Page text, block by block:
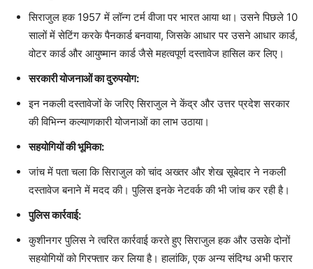
सिराजुल हक 1957 में लॉन्ग टर्म वीजा पर भारत आया था। उसने पिछले 10
सालों में सेटिंग करके पैनकार्ड बनवाया, जिसके आधार पर उसने आधार कार्ड,
वोटर कार्ड और आयुष्मान कार्ड जैसे महत्वपूर्ण दस्तावेज हासिल कर लिए।
सरकारी योजनाओं का दुरुपयोग:
इन नकली दस्तावेजों के जरिए सिराजुल ने केंद्र और उत्तर प्रदेश सरकार
की विभिन्न कल्याणकारी योजनाओं का लाभ उठाया।
सहयोगियों की भूमिका:
जांच में पता चला कि सिराजुल को चांद अख्तर और शेख सूबेदार ने नकली
दस्तावेज बनाने में मदद की। पुलिस इनके नेटवर्क की भी जांच कर रही है।
पुलिस कार्रवाई:
कुशीनगर पुलिस ने त्वरित कार्रवाई करते हुए सिराजुल हक और उसके दोनों
सहयोगियों को गिरफ्तार कर लिया है। हालांकि, एक अन्य संदिग्ध अभी फरार